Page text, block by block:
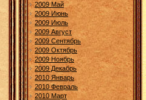
2009 Май
2009 Июнь
2009 Июль
2009 Август
2009 Сентябрь
2009 Октябрь
2009 Ноябрь
2009 Декабрь
2010 Январь
2010 Февраль
2010 Март